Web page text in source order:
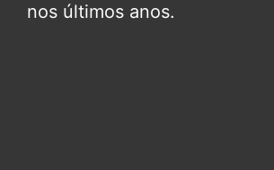
nos últimos anos.